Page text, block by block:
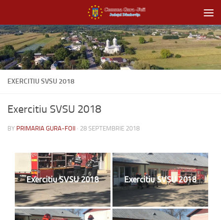
EXERCITIU SVSU 2018
Exercitiu SVSU 2018
BY PRIMARIA GURA-FOII · 28 SEPTEMBRIE 2018
Exercitiu SVSU 2018 Exercitiu SVSU 2018